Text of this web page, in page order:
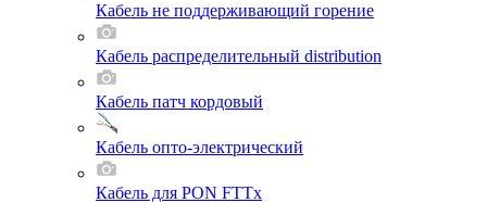
Кабель не поддерживающий горение
Кабель распределительный distribution
Кабель патч кордовый
Кабель опто-электрический
Кабель для PON FTTx